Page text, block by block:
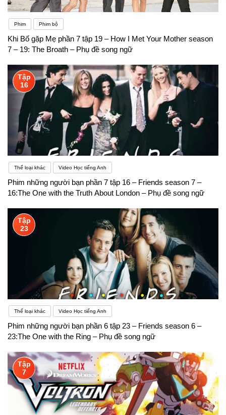
Phim Phim bộ
Khi Bố gặp Mẹ phần 7 tập 19 – How I Met Your Mother season
7 – 19: The Broath – Phụ đề song ngữ
Tập
16
Thể loại khác Video Học tiếng Anh
Phim những người bạn phần 7 tập 16 – Friends season 7 –
16:The One with the Truth About London – Phụ đề song ngữ
Tập
23
Thể loại khác Video Học tiếng Anh
Phim những người bạn phần 6 tập 23 – Friends season 6 –
23:The One with the Ring – Phụ đề song ngữ
Tập
7